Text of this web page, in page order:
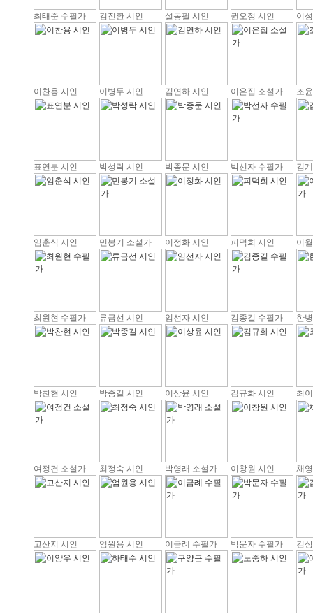
최태준 수필가 김진환 시인 설동필 시인 권오정 시인 이
이찬용 시인 이병두 시인 김연하 시인 이은집 소설가 조
표연분 시인 박성락 시인 박종문 시인 박선자 수필가 김
임춘식 시인 민봉기 소설가 이정화 시인 피덕희 시인 이
최원현 수필가 류금선 시인 임선자 시인 김종길 수필가 한
박찬현 시인 박종길 시인 이상윤 시인 김규화 시인 최
여정건 소설가 최정숙 시인 박영래 소설가 이창원 시인 채
고산지 시인 엄원용 시인 이금례 수필가 박문자 수필가 김